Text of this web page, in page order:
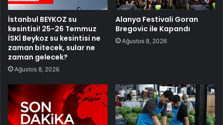
İstanbul BEYKOZ su
kesintisi! 25-26 Temmuz
İSKİ Beykoz su kesintisi ne
zaman bitecek, sular ne
zaman gelecek?
Ağustos 8, 2026
Alanya Festivali Goran
Bregovic ile Kapandı
Ağustos 8, 2026